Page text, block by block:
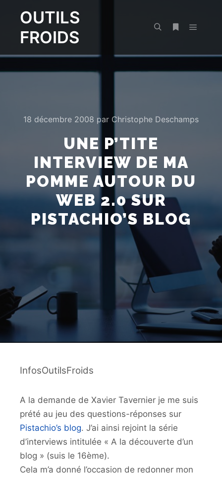
OUTILS
FROIDS
18 décembre 2008 par Christophe Deschamps
UNE P’TITE
INTERVIEW DE MA
POMME AUTOUR DU
WEB 2.0 SUR
PISTACHIO’S BLOG
InfosOutilsFroids
A la demande de Xavier Tavernier je me suis
prété au jeu des questions-réponses sur
Pistachio’s blog. J’ai ainsi rejoint la série
d’interviews intitulée « A la découverte d’un
blog » (suis le 16ème).
Cela m’a donné l’occasion de redonner mon